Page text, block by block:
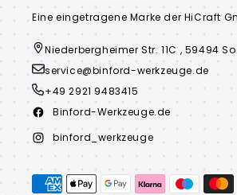
Eine eingetragene Marke der HiCraft
Niederbergheimer Str. 11C , 59494
service@binford-werkzeuge.de
+49 2921 9483415
Facebook
Binford-Werkzeuge.de
Instagram
binford_werkzeuge
Zahlungsmethoden